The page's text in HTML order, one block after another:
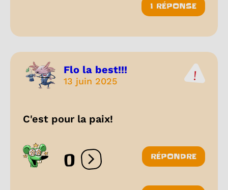
1 RÉPONSE
Flo la best!!!
13 juin 2025
C'est pour la paix!
0 Ouvrir les réactions
RÉPONDRE